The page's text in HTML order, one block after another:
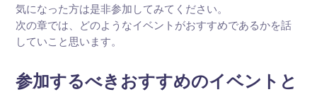
気になった方は是非参加してみてください。
次の章では、どのようなイベントがおすすめであるかを話
していこと思います。
参加するべきおすすめのイベントと